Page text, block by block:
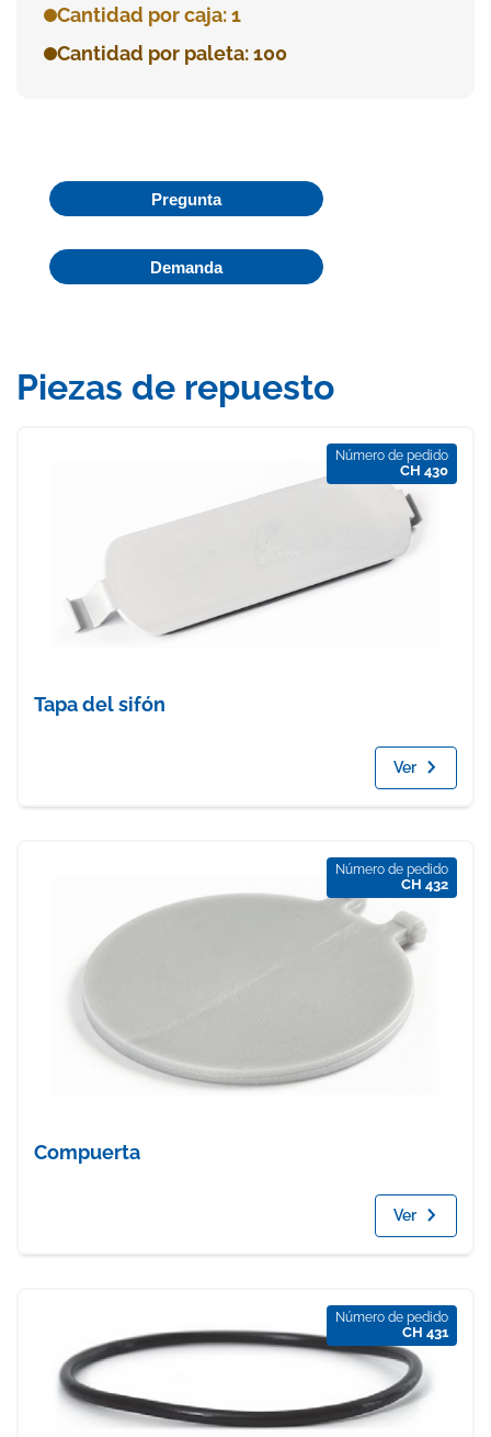
Cantidad por caja: 1
Cantidad por paleta: 100
Pregunta
Demanda
Piezas de repuesto
Número de pedido
CH 430
Tapa del sifón
Ver
Número de pedido
CH 432
Compuerta
Ver
Número de pedido
CH 431